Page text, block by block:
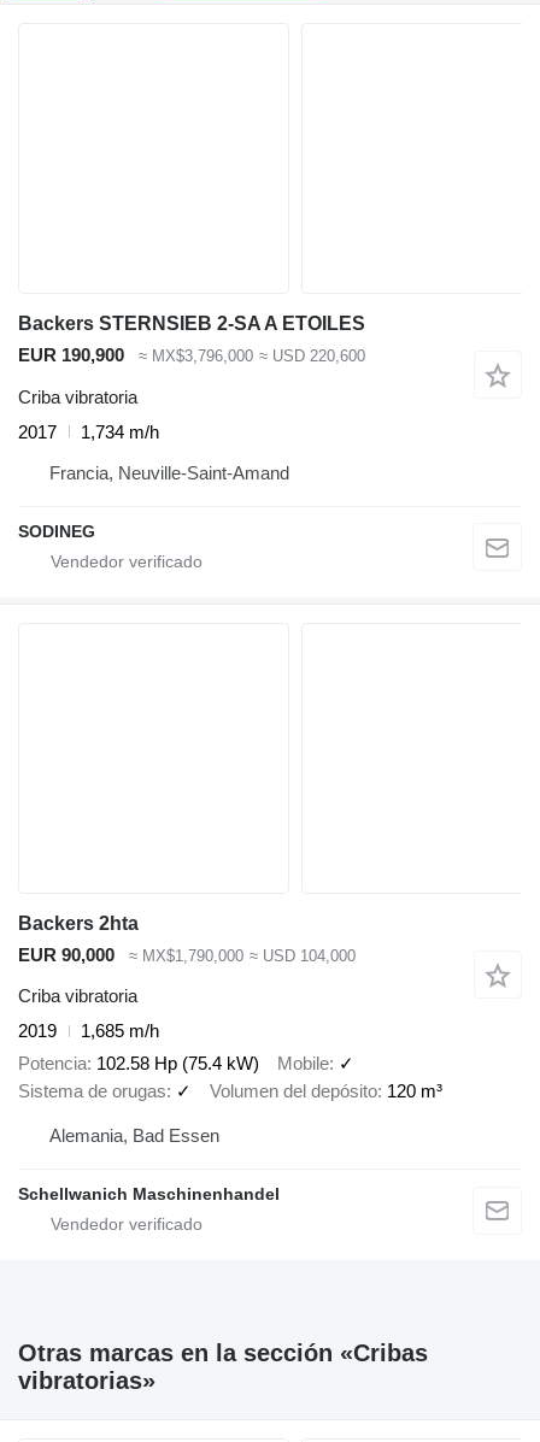
Backers STERNSIEB 2-SA A ETOILES
EUR 190,900
≈ MX$3,796,000 ≈ USD 220,600
Criba vibratoria
2017
1,734 m/h
Francia, Neuville-Saint-Amand
SODINEG
Backers 2hta
EUR 90,000
≈ MX$1,790,000 ≈ USD 104,000
Criba vibratoria
2019
1,685 m/h
Potencia 102.58 Hp (75.4 kW) Mobile ✓
Sistema de orugas
✓ Volumen del depósito 120 m³
Alemania, Bad Essen
Schellwanich Maschinenhandel
Otras marcas en la sección «Cribas
vibratorias»